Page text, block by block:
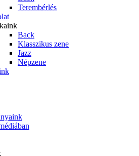
Terembérlés
Back
Klasszikus zene
Jazz
Népzene